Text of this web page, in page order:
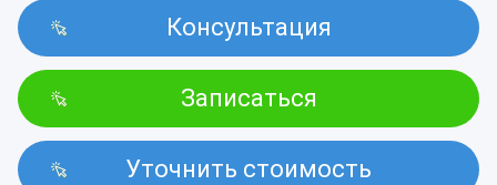
Консультация
Записаться
Уточнить стоимость